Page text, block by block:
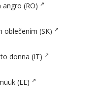
(RO)
oblečením (SK)
donna (IT)
(EE)